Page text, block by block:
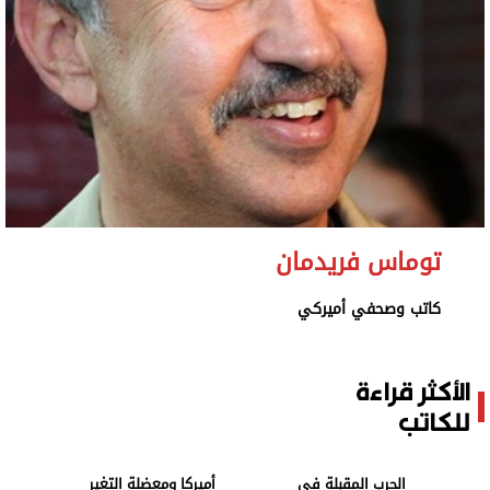
التعليم والمعرفة
الذكاء الاصطناعي
تغطيات
فيديو
بودكاست
قصة صورة
توماس فريدمان
كاتب وصحفي أميركي
الأكثر قراءة
للكاتب
الحرب المقبلة في أميركا ومعضلة التغير